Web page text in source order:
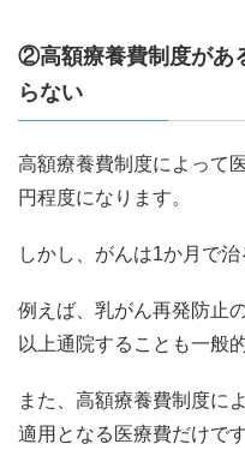
②高額療養費制度があ
らない
高額療養費制度によって
円程度になります。
しかし、がんは1か月で治
例えば、乳がん再発防止
以上通院することも一般
また、高額療養費制度に
適用となる医療費だけです